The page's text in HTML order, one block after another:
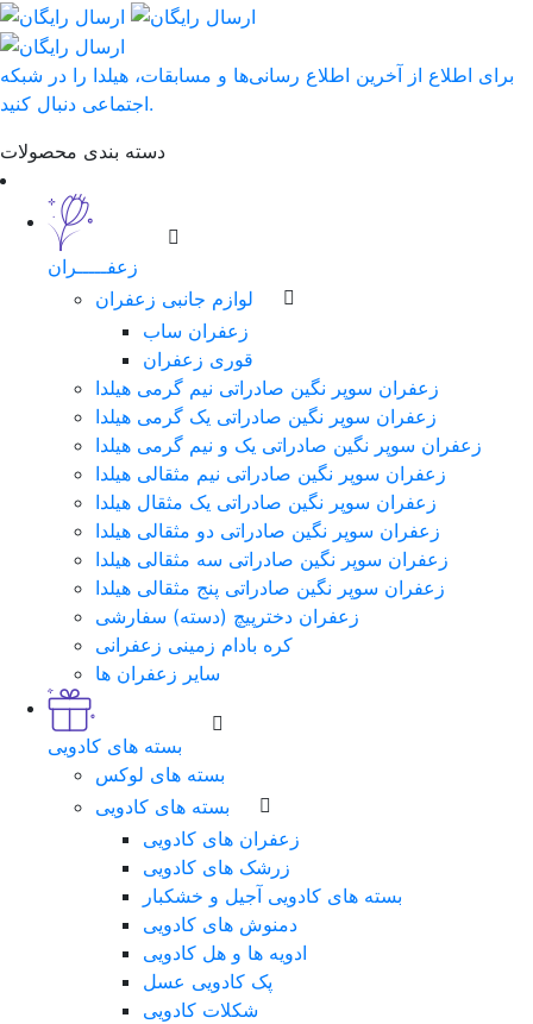
برای اطلاع از آخرین اطلاع رسانی‌ها و مسابقات، هیلدا را در شبکه
اجتماعی دنبال کنید.
دسته بندی محصولات
زعفـــــران
لوازم جانبی زعفران
زعفران ساب
قوری زعفران
زعفران سوپر نگین صادراتی نیم گرمی هیلدا
زعفران سوپر نگین صادراتی یک گرمی هیلدا
زعفران سوپر نگین صادراتی یک و نیم گرمی هیلدا
زعفران سوپر نگین صادراتی نیم مثقالی هیلدا
زعفران سوپر نگین صادراتی یک مثقال هیلدا
زعفران سوپر نگین صادراتی دو مثقالی هیلدا
زعفران سوپر نگین صادراتی سه مثقالی هیلدا
زعفران سوپر نگین صادراتی پنج مثقالی هیلدا
زعفران دخترپیچ (دسته) سفارشی
کره بادام زمینی زعفرانی
سایر زعفران ها
بسته های کادویی
بسته های لوکس
بسته های کادویی
زعفران های کادویی
زرشک های کادویی
بسته های کادویی آجیل و خشکبار
دمنوش های کادویی
ادویه ها و هل کادویی
پک کادویی عسل
شکلات کادویی